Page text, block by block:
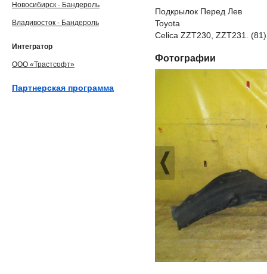
Подкрылок Перед Лев
Toyota
Celica ZZT230, ZZT231. (81)
Фотографии
Новосибирск - Бандероль
Владивосток - Бандероль
Интегратор
ООО «Трастсофт»
Партнерская программа